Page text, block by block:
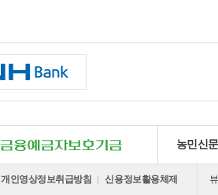
농민신
개인영상정보취급방침 신용정보활용체제